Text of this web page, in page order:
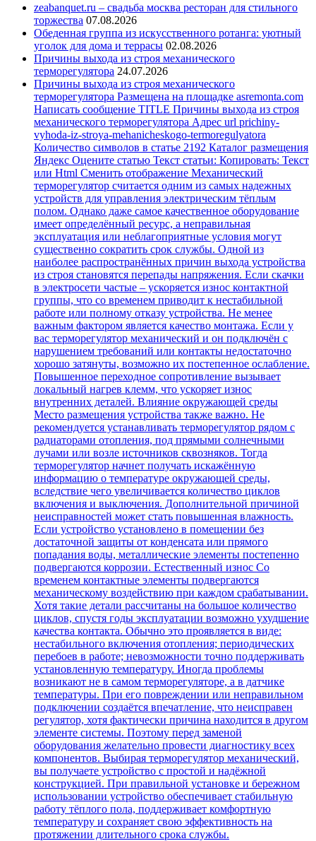
zeabanquet.ru – свадьба москва ресторан для стильного
торжества 07.08.2026
Обеденная группа из искусственного ротанга: уютный
уголок для дома и террасы 02.08.2026
Причины выхода из строя механического
терморегулятора 24.07.2026
Причины выхода из строя механического
терморегулятора Размещена на площадке asremonta.com
Написать сообщение TITLE Причины выхода из строя
механического терморегулятора Адрес url prichiny-
vyhoda-iz-stroya-mehanicheskogo-termoregulyatora
Количество символов в статье 2192 Каталог размещения
Яндекс Оцените статью Текст статьи: Копировать: Текст
или Html Cменить отображение Механический
терморегулятор считается одним из самых надежных
устройств для управления электрическим тёплым
полом. Однако даже самое качественное оборудование
имеет определённый ресурс, а неправильная
эксплуатация или неблагоприятные условия могут
существенно сократить срок службы. Одной из
наиболее распространённых причин выхода устройства
из строя становятся перепады напряжения. Если скачки
в электросети частые – ускоряется износ контактной
группы, что со временем приводит к нестабильной
работе или полному отказу устройства. Не менее
важным фактором является качество монтажа. Если у
вас терморегулятор механический и он подключён с
нарушением требований или контакты недостаточно
хорошо затянуты, возможно их постепенное ослабление.
Повышенное переходное сопротивление вызывает
локальный нагрев клемм, что ускоряет износ
внутренних деталей. Влияние окружающей среды
Место размещения устройства также важно. Не
рекомендуется устанавливать терморегулятор рядом с
радиаторами отопления, под прямыми солнечными
лучами или возле источников сквозняков. Тогда
терморегулятор начнет получать искажённую
информацию о температуре окружающей среды,
вследствие чего увеличивается количество циклов
включения и выключения. Дополнительной причиной
неисправностей может стать повышенная влажность.
Если устройство установлено в помещении без
достаточной защиты от конденсата или прямого
попадания воды, металлические элементы постепенно
подвергаются коррозии. Естественный износ Со
временем контактные элементы подвергаются
механическому воздействию при каждом срабатывании.
Хотя такие детали рассчитаны на большое количество
циклов, спустя годы эксплуатации возможно ухудшение
качества контакта. Обычно это проявляется в виде:
нестабильного включения отопления; периодических
перебоев в работе; невозможности точно поддерживать
установленную температуру. Иногда проблемы
возникают не в самом терморегуляторе, а в датчике
температуры. При его повреждении или неправильном
подключении создаётся впечатление, что неисправен
регулятор, хотя фактически причина находится в другом
элементе системы. Поэтому перед заменой
оборудования желательно провести диагностику всех
компонентов. Выбирая терморегулятор механический,
вы получаете устройство с простой и надёжной
конструкцией. При правильной установке и бережном
использовании устройство обеспечивает стабильную
работу тёплого пола, поддерживает комфортную
температуру и сохраняет свою эффективность на
протяжении длительного срока службы.